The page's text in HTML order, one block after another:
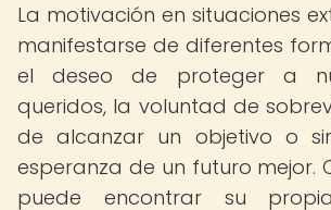
La motivación en situaciones
manifestarse de diferentes
el deseo de proteger a
queridos, la voluntad de
de alcanzar un objetivo o
esperanza de un futuro mejor.
puede encontrar su